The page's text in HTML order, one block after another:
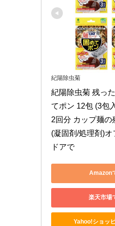
紀陽除虫菊
紀陽除虫菊 残っ
てポン 12包 (3包
2回分 カップ麺の
(凝固剤/処理剤)オ
ドアで
Amazon
楽天市場
Yahoo!ショッ